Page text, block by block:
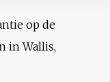
op de
in Wallis,